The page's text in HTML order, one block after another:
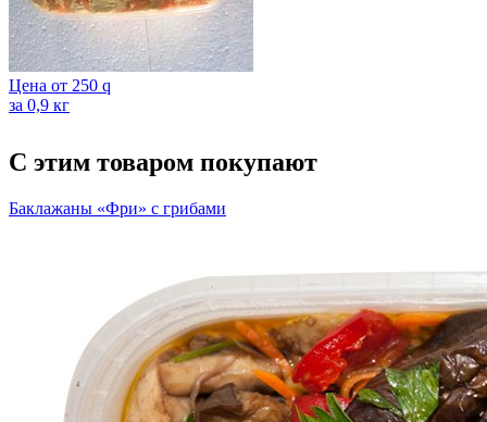
Цена от 250 q
за 0,9 кг
С этим товаром покупают
Баклажаны «Фри» с грибами